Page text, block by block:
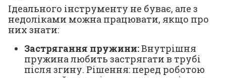
Ідеального інструменту не буває, але з
недоліками можна працювати, якщо про
них знати:
Застрягання пружини:Внутрішня
пружина любить застрягати в трубі
після згину. Рішення: перед роботою